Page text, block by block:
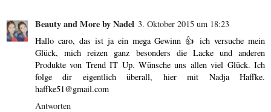
Beauty and More by Nadel 3. Oktober 2015 um 18:23
Hallo caro, das ist ja ein mega Gewinn 👍 ich versuche mein
Glück, mich reizen ganz besonders die Lacke und anderen
Produkte von Trend IT Up. Wünsche uns allen viel Glück. Ich
folge dir eigentlich überall, hier mit Nadja Haffke.
haffke51@gmail.com
Antworten